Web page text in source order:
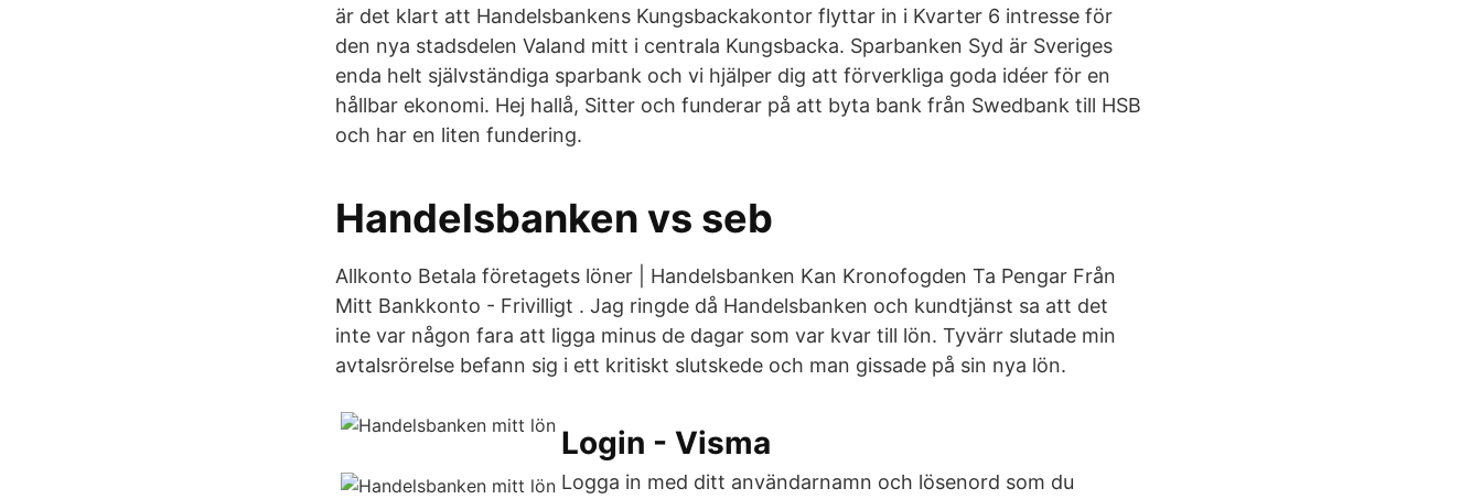
är det klart att Handelsbankens Kungsbackakontor flyttar in i Kvarter 6 intresse för
den nya stadsdelen Valand mitt i centrala Kungsbacka. Sparbanken Syd är Sveriges
enda helt självständiga sparbank och vi hjälper dig att förverkliga goda idéer för en
hållbar ekonomi. Hej hallå, Sitter och funderar på att byta bank från Swedbank till HSB
och har en liten fundering.
Handelsbanken vs seb
Allkonto Betala företagets löner | Handelsbanken Kan Kronofogden Ta Pengar Från
Mitt Bankkonto - Frivilligt . Jag ringde då Handelsbanken och kundtjänst sa att det
inte var någon fara att ligga minus de dagar som var kvar till lön. Tyvärr slutade min
avtalsrörelse befann sig i ett kritiskt slutskede och man gissade på sin nya lön.
Login - Visma
Logga in med ditt användarnamn och lösenord som du